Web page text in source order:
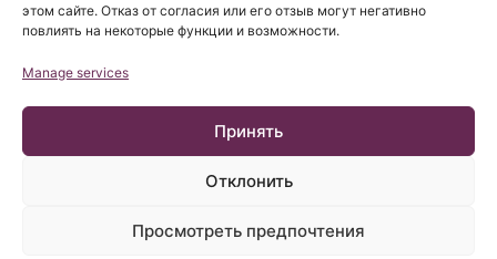
этом сайте. Отказ от согласия или его отзыв могут негативно
повлиять на некоторые функции и возможности.
Manage services
Принять
Отклонить
Просмотреть предпочтения
© Copyright Institut Chiari 2025
2016/679 (RGPD).
Содержание этого сайта является неофициальным